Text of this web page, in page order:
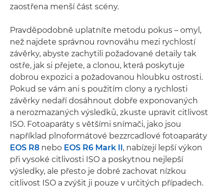
zaostřena menší část scény.
Pravděpodobně uplatníte metodu pokus – omyl,
než najdete správnou rovnováhu mezi rychlostí
závěrky, abyste zachytili požadované detaily tak
ostře, jak si přejete, a clonou, která poskytuje
dobrou expozici a požadovanou hloubku ostrosti.
Pokud se vám ani s použitím clony a rychlosti
závěrky nedaří dosáhnout dobře exponovaných
a nerozmazaných výsledků, zkuste upravit citlivost
ISO. Fotoaparáty s většími snímači, jako jsou
například plnoformátové bezzrcadlové fotoaparáty
EOS R8 nebo EOS R6 Mark II, nabízejí lepší výkon
při vysoké citlivosti ISO a poskytnou nejlepší
výsledky, ale přesto je dobré zachovat nízkou
citlivost ISO a zvýšit ji pouze v určitých případech.